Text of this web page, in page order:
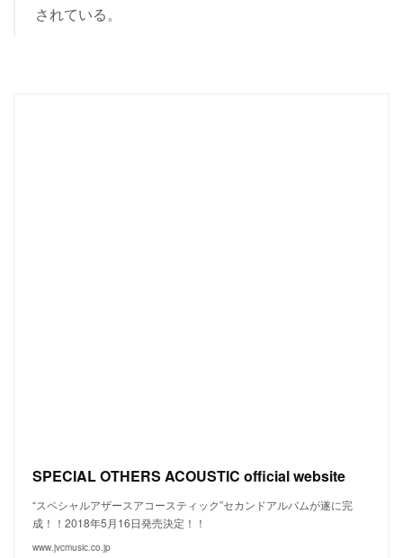
されている。
SPECIAL OTHERS ACOUSTIC official website
“スペシャルアザースアコースティック”セカンドアルバムが遂に完
成！！2018年5月16日発売決定！！
www.jvcmusic.co.jp